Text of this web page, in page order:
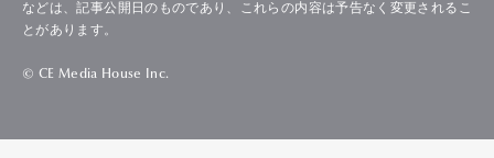
などは、記事公開日のものであり、これらの内容は予告なく変更されるこ
とがあります。
© CE Media House Inc.